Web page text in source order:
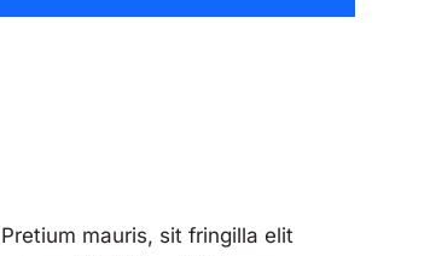
Pretium mauris, sit fringilla elit